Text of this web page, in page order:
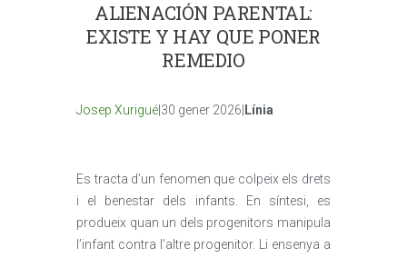
ALIENACIÓN PARENTAL:
EXISTE Y HAY QUE PONER
REMEDIO
Josep Xurigué |30 gener 2026| Línia
Es tracta d’un fenomen que colpeix els drets
i el benestar dels infants. En síntesi, es
produeix quan un dels progenitors manipula
l’infant contra l’altre progenitor. Li ensenya a